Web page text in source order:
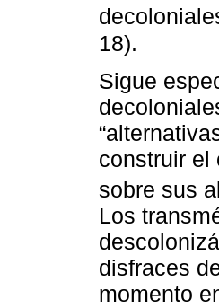
18).
Sigue
construir el
sobre sus
Los
disfraces
momento